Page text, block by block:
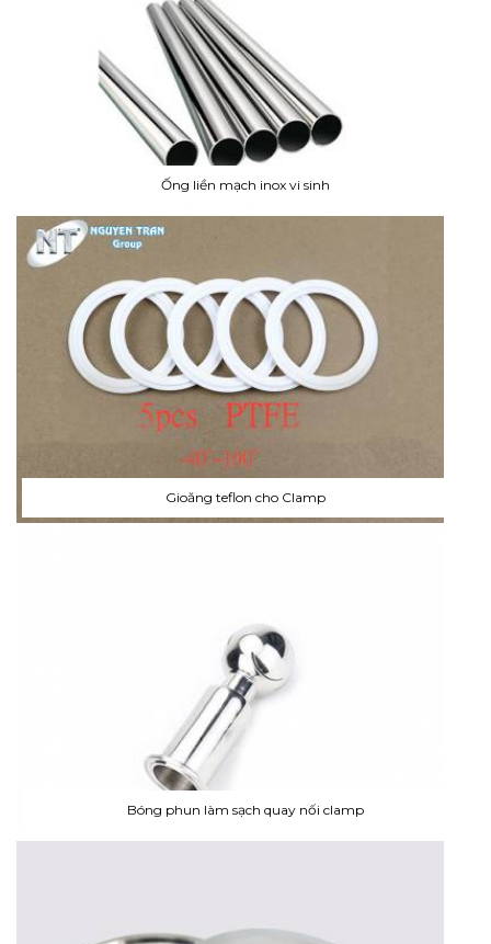
Ống liền mạch inox vi sinh
Gioăng teflon cho Clamp
Bóng phun làm sạch quay nối clamp